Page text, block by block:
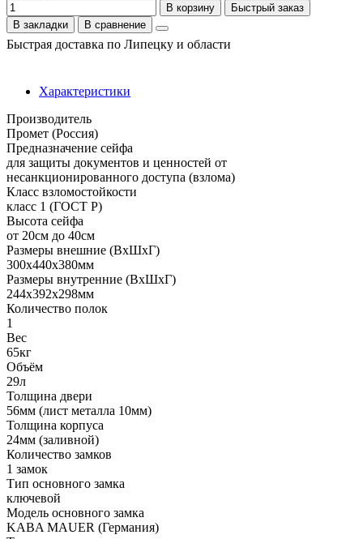
В корзину
Быстрый заказ
В закладки
В сравнение
Быстрая доставка по Липецку и области
Характеристики
Производитель
Промет (Россия)
Предназначение сейфа
для защиты документов и ценностей от
несанкционированного доступа (взлома)
Класс взломостойкости
класс 1 (ГОСТ Р)
Высота сейфа
от 20см до 40см
Размеры внешние (ВхШхГ)
300x440x380мм
Размеры внутренние (ВхШхГ)
244x392x298мм
Количество полок
1
Вес
65кг
Объём
29л
Толщина двери
56мм (лист металла 10мм)
Толщина корпуса
24мм (заливной)
Количество замков
1 замок
Тип основного замка
ключевой
Модель основного замка
KABA MAUER (Германия)